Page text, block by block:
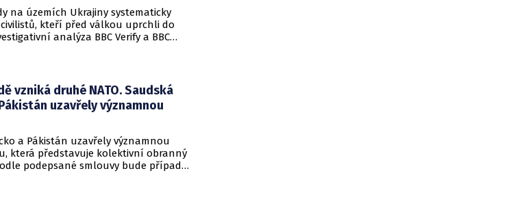
na územích Ukrajiny systematicky
kteří před válkou uprchli do
analýza BBC Verify a BBC
vzniká druhé NATO. Saudská
uzavřely významnou
a Pákistán uzavřely významnou
která představuje kolektivní obranný
podepsané smlouvy bude případný